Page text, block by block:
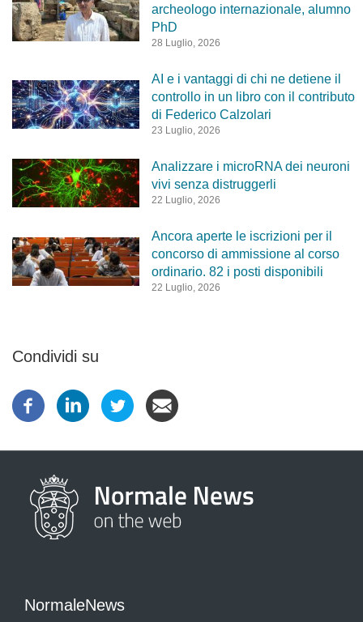
archeologo internazionale, alumno
PhD
28 Luglio, 2026
AI e i vantaggi di chi ne detiene il
controllo in un libro con il contributo
di Federico Calzolari
23 Luglio, 2026
Analizzare i microRNA dei neuroni
vivi senza distruggerli
22 Luglio, 2026
Ancora aperte le iscrizioni per il
concorso di ammissione al corso
ordinario. 82 i posti disponibili
22 Luglio, 2026
Condividi su
NormaleNews